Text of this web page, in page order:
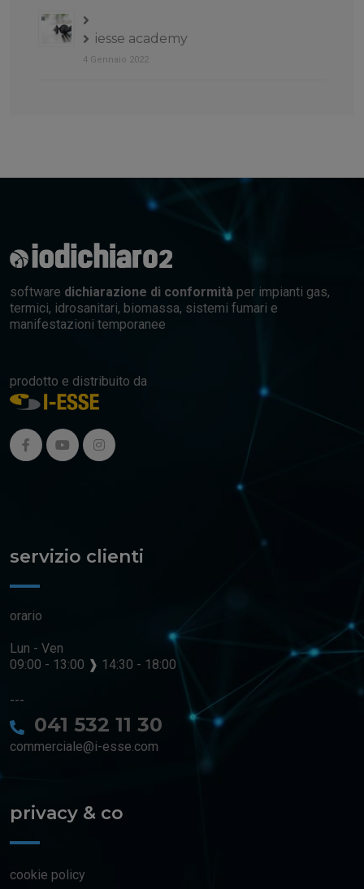
iesse academy
4 Gennaio 2022
software dichiarazione di conformità per impianti gas,
termici, idrosanitari, biomassa, sistemi fumari e
manifestazioni temporanee
prodotto e distribuito da
servizio clienti
orario
Lun - Ven
09:00 - 13:00 ❱ 14:30 - 18:00
---
041 532 11 30
commerciale@i-esse.com
privacy & co
cookie policy